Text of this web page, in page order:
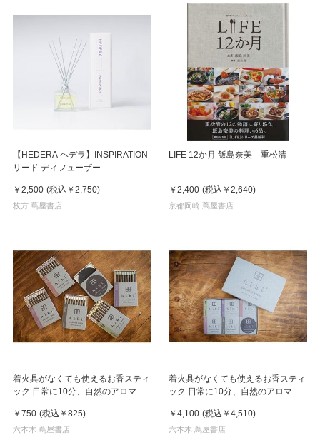
【HEDERA ヘデラ】INSPIRATION
リード ディフューザー
￥2,500 (税込 ￥2,750)
枚方 蔦屋書店
LIFE 12か月 飯島奈美 重松清
￥2,400 (税込 ￥2,640)
京都岡崎 蔦屋書店
着火具がなくても使えるお香スティ
ック 日常に10分、自然のアロマ
￥750 (税込 ￥825)
六本木 蔦屋書店
着火具がなくても使えるお香スティ
ック 日常に10分、自然のアロマ
点セット
￥4,100 (税込 ￥4,510)
六本木 蔦屋書店